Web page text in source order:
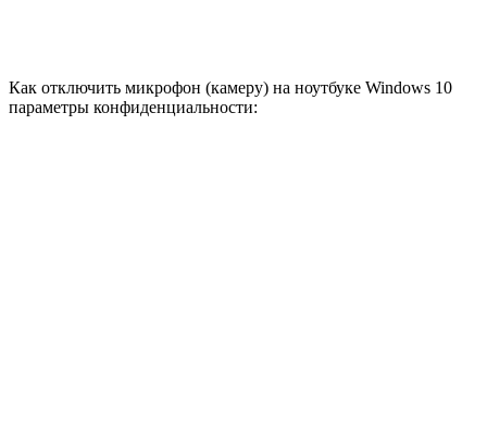
Как отключить микрофон (камеру) на ноутбуке Windows 10
параметры конфиденциальности: